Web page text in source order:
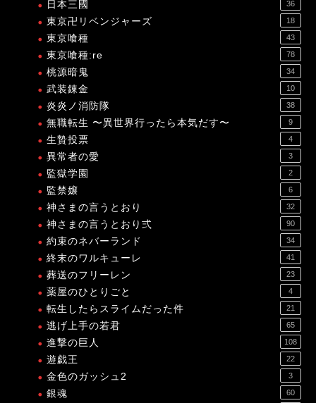
日本三國 36
東京卍リベンジャーズ 18
東京喰種 43
東京喰種:re 78
桃源暗鬼 34
武装錬金 10
炎炎ノ消防隊 38
無職転生 〜異世界行ったら本気だす〜 9
生贄投票 4
異常者の愛 3
監獄学園 2
監禁嬢 6
神さまの言うとおり 32
神さまの言うとおり弍 90
約束のネバーランド 34
終末のワルキューレ 41
葬送のフリーレン 23
薬屋のひとりごと 4
転生したらスライムだった件 21
逃げ上手の若君 65
進撃の巨人 108
遊戯王 22
金色のガッシュ2 3
銀魂 60